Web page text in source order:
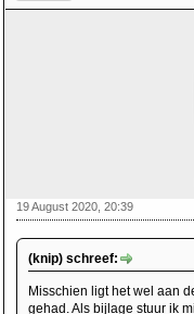
19 August 2020, 20:39
(knip) schreef:
Misschien ligt het wel aan
gehad. Als bijlage stuur ik